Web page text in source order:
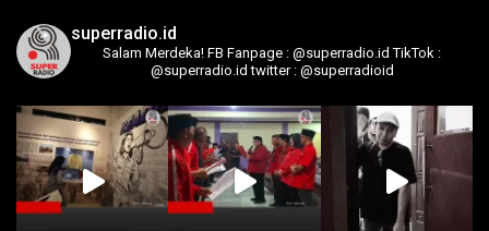
superradio.id
Salam Merdeka! FB Fanpage : @superradio.id TikTok :
@superradio.id twitter : @superradioid